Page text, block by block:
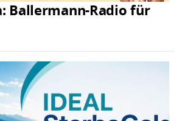
Ballermann-Radio für